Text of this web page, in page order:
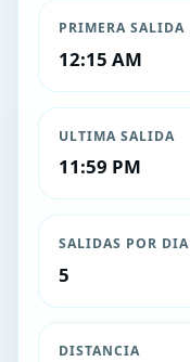
PRIMERA SALIDA
12:15 AM
ULTIMA SALIDA
11:59 PM
SALIDAS POR DIA
5
DISTANCIA